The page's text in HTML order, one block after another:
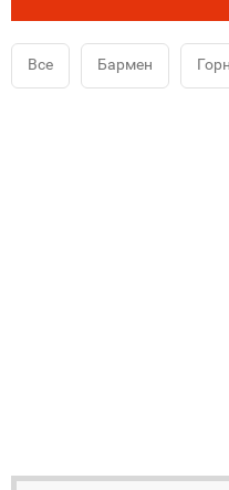
Все Бармен